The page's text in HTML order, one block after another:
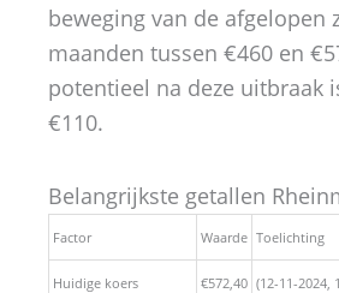
beweging van de afgelopen
maanden tussen €460 en
potentieel na deze uitbraak
€110.
Belangrijkste getallen
Factor Waarde Toelichting
Huidige koers €572,40 (12-11-2024,